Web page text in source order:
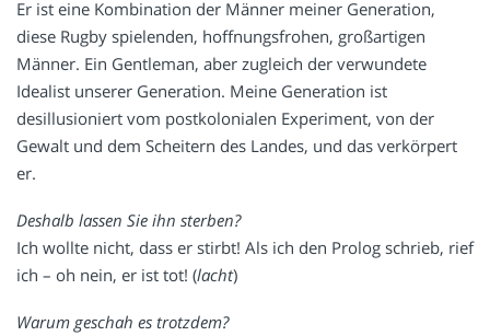
Er ist eine Kombination der Männer meiner Generation,
diese Rugby spielenden, hoffnungsfrohen, großartigen
Männer. Ein Gentleman, aber zugleich der verwundete
Idealist unserer Generation. Meine Generation ist
desillusioniert vom postkolonialen Experiment, von der
Gewalt und dem Scheitern des Landes, und das verkörpert
er.
Deshalb lassen Sie ihn sterben?
Ich wollte nicht, dass er stirbt! Als ich den Prolog schrieb, rief
ich – oh nein, er ist tot! (lacht)
Warum geschah es trotzdem?